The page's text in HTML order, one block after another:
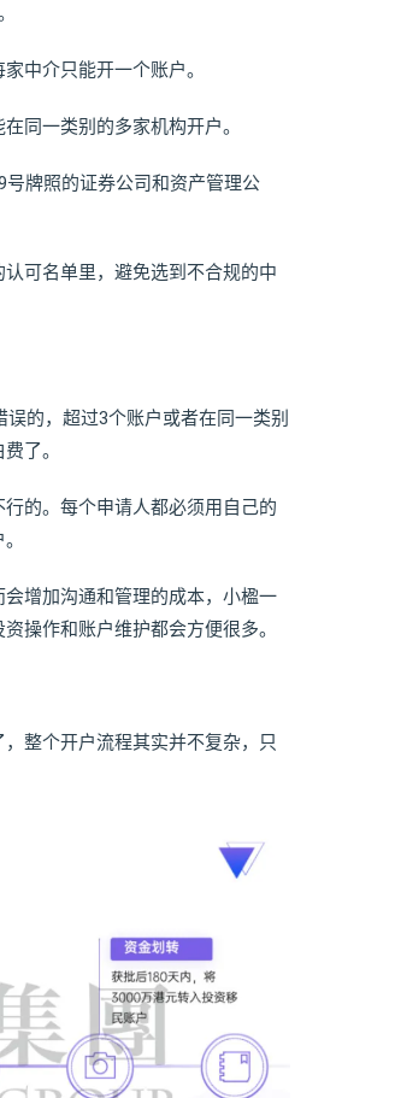
中介只能开一个账户。
同一类别的多家机构开户。
牌照的证券公司和资产管理公
可名单里，避免选到不合规的中
的，超过3个账户或者在同一类别
了。
的。每个申请人都必须用自己的
增加沟通和管理的成本，小楹一
操作和账户维护都会方便很多。
整个开户流程其实并不复杂，只